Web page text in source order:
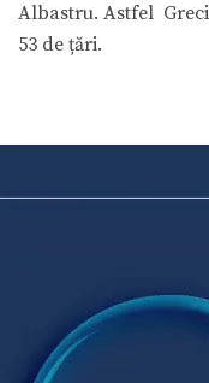
Albastru. Astfel
53 de țări.